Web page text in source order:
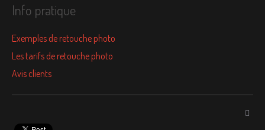
Info pratique
Exemples de retouche photo
Les tarifs de retouche photo
Avis clients